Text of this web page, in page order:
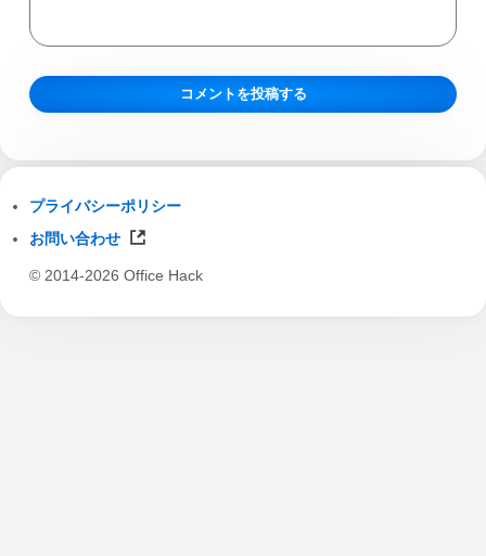
プライバシーポリシー
お問い合わせ
© 2014-2026 Office Hack